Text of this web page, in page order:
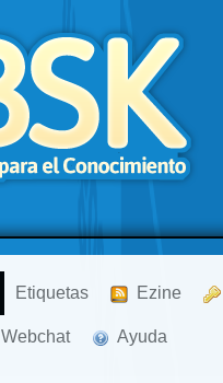
Etiquetas Ezine
Webchat Ayuda